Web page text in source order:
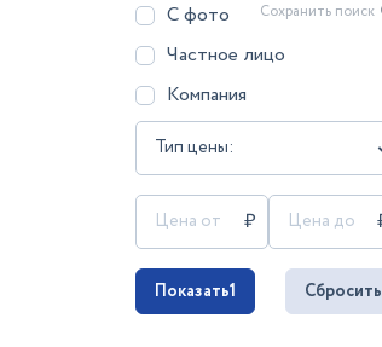
С фото
Частное лицо
Компания
Тип цены:
Сохранить поиск
Показать1 Сбросить